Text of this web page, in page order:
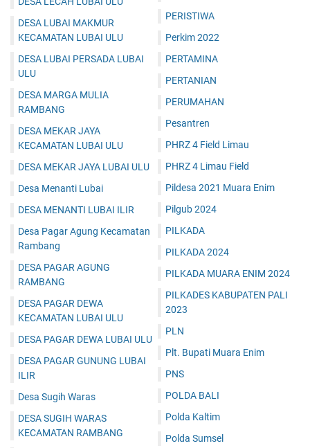
DESA LUBAI MAKMUR
KECAMATAN LUBAI ULU
DESA LUBAI PERSADA LUBAI
ULU
DESA MARGA MULIA
RAMBANG
DESA MEKAR JAYA
KECAMATAN LUBAI ULU
DESA MEKAR JAYA LUBAI ULU
Desa Menanti Lubai
DESA MENANTI LUBAI ILIR
Desa Pagar Agung Kecamatan
Rambang
DESA PAGAR AGUNG
RAMBANG
DESA PAGAR DEWA
KECAMATAN LUBAI ULU
DESA PAGAR DEWA LUBAI ULU
DESA PAGAR GUNUNG LUBAI
ILIR
Desa Sugih Waras
DESA SUGIH WARAS
KECAMATAN RAMBANG
PERISTIWA
Perkim 2022
PERTAMINA
PERTANIAN
PERUMAHAN
Pesantren
PHRZ 4 Field Limau
PHRZ 4 Limau Field
Pildesa 2021 Muara Enim
Pilgub 2024
PILKADA
PILKADA 2024
PILKADA MUARA ENIM 2024
PILKADES KABUPATEN PALI
2023
PLN
Plt. Bupati Muara Enim
PNS
POLDA BALI
Polda Kaltim
Polda Sumsel